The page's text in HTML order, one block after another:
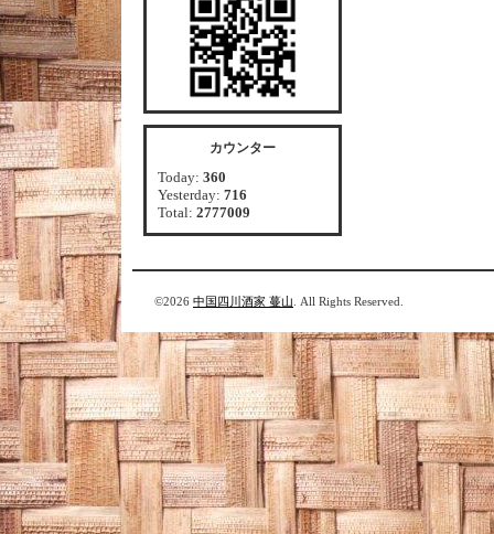
カウンター
Today: 360
Yesterday: 716
Total: 2777009
©2026 中国四川酒家 蔓山 . All Rights Reserved.